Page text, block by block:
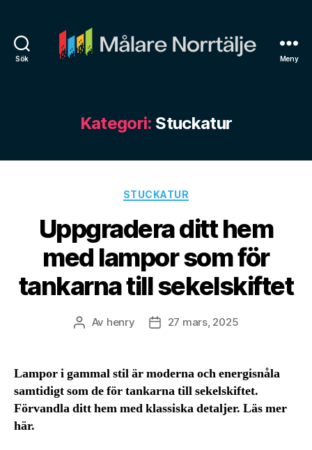
Sök Meny
Kategori: Stuckatur
Kategorier
STUCKATUR
Uppgradera ditt hem
med lampor som för
tankarna till sekelskiftet
Inläggsförfattare
Av henry Inläggsdatum
27 mars, 2025
Lampor i gammal stil är moderna och energisnåla
samtidigt som de för tankarna till sekelskiftet.
Förvandla ditt hem med klassiska detaljer. Läs mer
här.